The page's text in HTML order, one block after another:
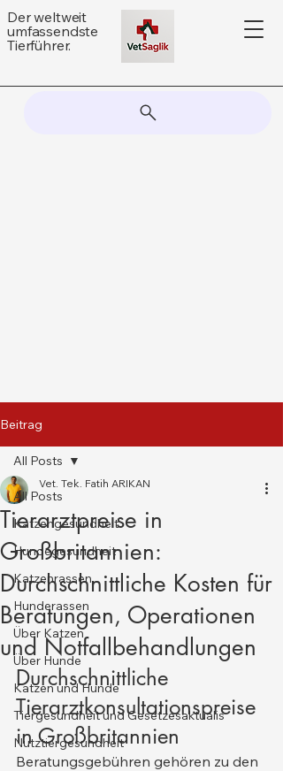
Der weltweit
umfassendste
Tierführer.
Beitrag
All Posts
Katzengesundheit
Hundegesundheit
Katzenrassen
Hunderassen
Über Katzen
Über Hunde
Katzen und Hunde
Tiergesundheit und Gesetzesaktualis
Nutztiergesundheit
All Posts
Tierarztpreise in
Großbritannien:
Durchschnittliche Kosten für
Beratungen, Operationen
und Notfallbehandlungen
Vet. Tek. Fatih ARIKAN
Durchschnittliche
Tierarztkonsultationspreise
in Großbritannien
Beratungsgebühren gehören zu den